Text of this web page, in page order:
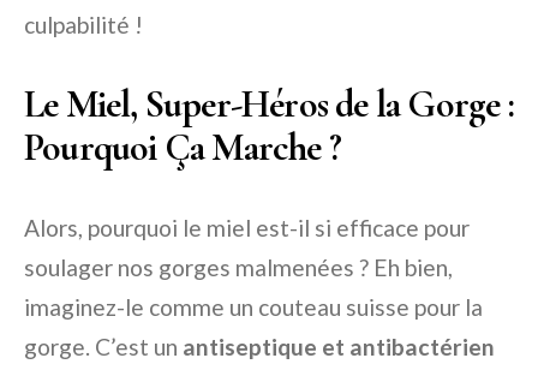
culpabilité !
Le Miel, Super-Héros de la Gorge :
Pourquoi Ça Marche ?
Alors, pourquoi le miel est-il si efficace pour
soulager nos gorges malmenées ? Eh bien,
imaginez-le comme un couteau suisse pour la
gorge. C’est un antiseptique et antibactérien